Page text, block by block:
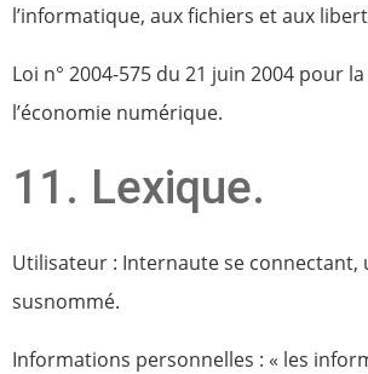
l’informatique, aux fichiers et aux
Loi n° 2004-575 du 21 juin 2004 pour
l’économie numérique.
11. Lexique.
Utilisateur : Internaute se connectant,
susnommé.
Informations personnelles : « les